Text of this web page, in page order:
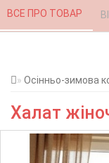
Осінньо-зимова
Халат
ВСЕ ПРО ТОВАР